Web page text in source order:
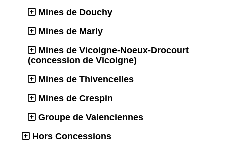
Mines de Douchy
Mines de Marly
Mines de Vicoigne-Noeux-Drocourt
(concession de Vicoigne)
Mines de Thivencelles
Mines de Crespin
Groupe de Valenciennes
Hors Concessions